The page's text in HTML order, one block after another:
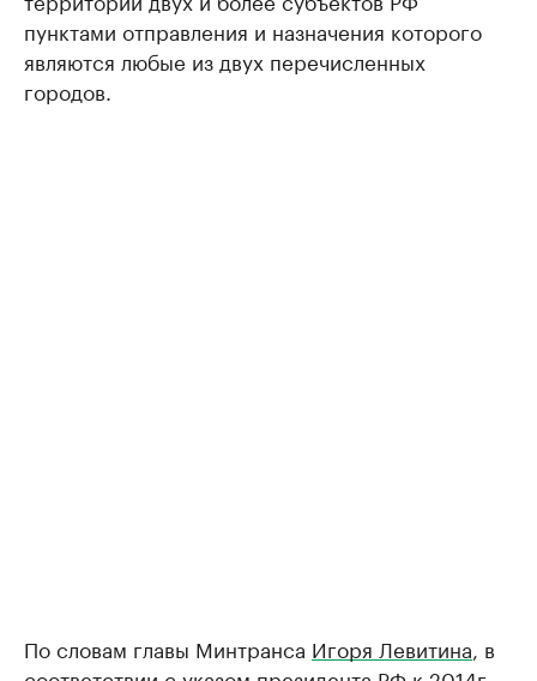
пунктами отправления и назначения которого
являются любые из двух перечисленных
городов.
По словам главы Минтранса Игоря Левитина, в